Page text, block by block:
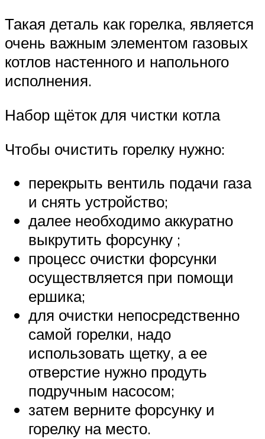
Такая деталь как горелка, является
очень важным элементом газовых
котлов настенного и напольного
исполнения.
Набор щёток для чистки котла
Чтобы очистить горелку нужно:
перекрыть вентиль подачи газа
и снять устройство;
далее необходимо аккуратно
выкрутить форсунку ;
процесс очистки форсунки
осуществляется при помощи
ершика;
для очистки непосредственно
самой горелки, надо
использовать щетку, а ее
отверстие нужно продуть
подручным насосом;
затем верните форсунку и
горелку на место.